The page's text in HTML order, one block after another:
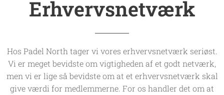
Erhvervsnetværk
Hos Padel North tager vi vores erhvervsnetværk seriøst.
Vi er meget bevidste om vigtigheden af et godt netværk,
men vi er lige så bevidste om at et erhvervsnetværk skal
give værdi for medlemmerne. For os handler det om at